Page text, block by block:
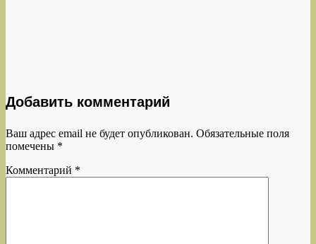
Добавить комментарий
Ваш адрес email не будет опубликован. Обязательные поля
помечены *
Комментарий *